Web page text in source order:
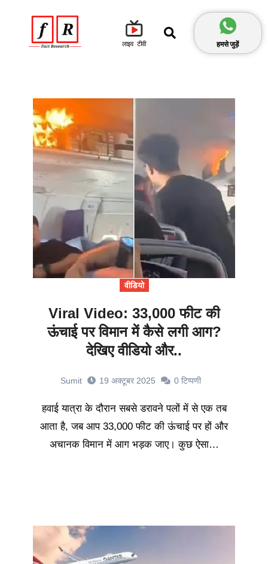
लाइव टीवी हमसे जुड़ें
वीडियो
Viral Video: 33,000 फीट की
ऊंचाई पर विमान में कैसे लगी आग?
देखिए वीडियो और..
Sumit 19 अक्टूबर 2025 0 टिप्पणी
हवाई यात्रा के दौरान सबसे डरावने पलों में से एक तब
आता है, जब आप 33,000 फीट की ऊंचाई पर हों और
अचानक विमान में आग भड़क जाए। कुछ ऐसा…